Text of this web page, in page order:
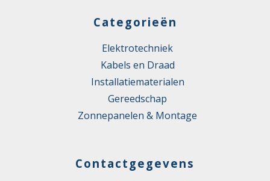
Categorieën
Elektrotechniek
Kabels en Draad
Installatiematerialen
Gereedschap
Zonnepanelen & Montage
Contactgegevens